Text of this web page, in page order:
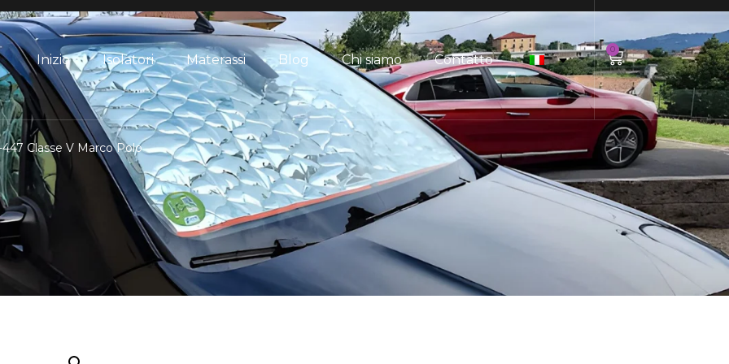
Inizio Isolatori Materassi Blog Chi siamo Contatto
0
Classe V Marco Polo